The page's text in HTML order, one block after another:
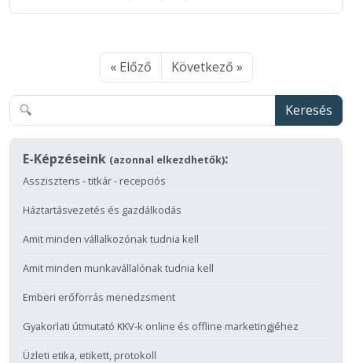
« Előző Következő »
Keresés
E-Képzéseink (azonnal elkezdhetők):
Asszisztens - titkár - recepciós
Háztartásvezetés és gazdálkodás
Amit minden vállalkozónak tudnia kell
Amit minden munkavállalónak tudnia kell
Emberi erőforrás menedzsment
Gyakorlati útmutató KKV-k online és offline marketingjéhez
Üzleti etika, etikett, protokoll